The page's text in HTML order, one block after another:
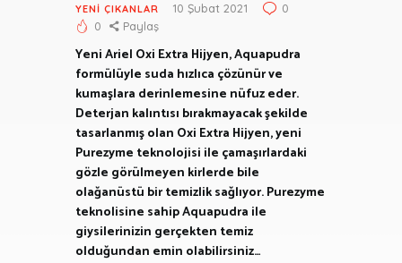
YENI ÇIKANLAR 10 Şubat 2021
0
0
Paylaş
Yeni Ariel Oxi Extra Hijyen, Aquapudra
formülüyle suda hızlıca çözünür ve
kumaşlara derinlemesine nüfuz eder.
Deterjan kalıntısı bırakmayacak şekilde
tasarlanmış olan Oxi Extra Hijyen, yeni
Purezyme teknolojisi ile çamaşırlardaki
gözle görülmeyen kirlerde bile
olağanüstü bir temizlik sağlıyor. Purezyme
teknolisine sahip Aquapudra ile
giysilerinizin gerçekten temiz
olduğundan emin olabilirsiniz…